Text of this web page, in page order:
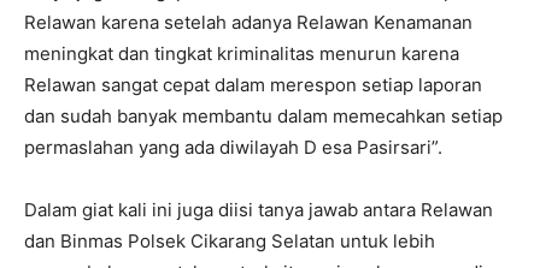
Relawan karena setelah adanya Relawan Kenamanan
meningkat dan tingkat kriminalitas menurun karena
Relawan sangat cepat dalam merespon setiap laporan
dan sudah banyak membantu dalam memecahkan setiap
permaslahan yang ada diwilayah D esa Pasirsari”.
Dalam giat kali ini juga diisi tanya jawab antara Relawan
dan Binmas Polsek Cikarang Selatan untuk lebih